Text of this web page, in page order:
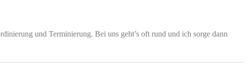
und Terminierung. Bei uns geht’s oft rund und ich sorge dann